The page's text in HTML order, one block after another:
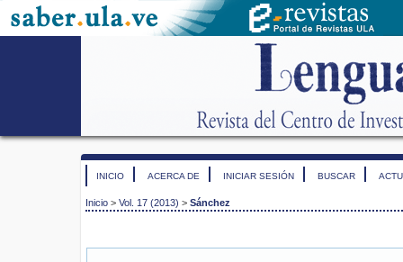
INICIO ACERCA DE INICIAR SESIÓN BUSCAR
Inicio > Vol. 17 (2013) > Sánchez